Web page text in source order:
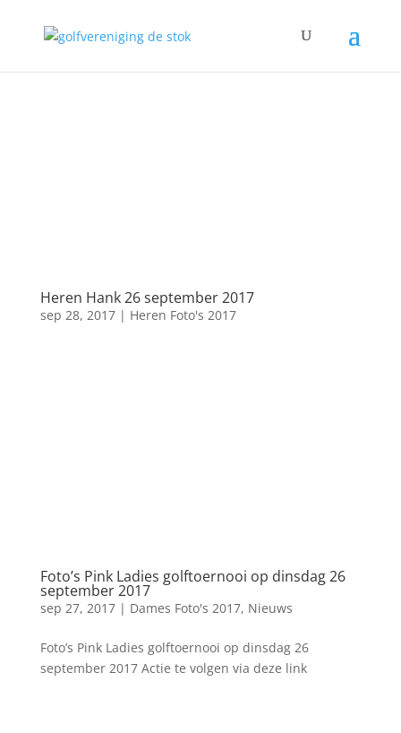
Heren Hank 26 september 2017
sep 28, 2017| Heren Foto's 2017
Foto’s Pink Ladies golftoernooi op dinsdag 26
september 2017
sep 27, 2017| Dames Foto's 2017, Nieuws
Foto’s Pink Ladies golftoernooi op dinsdag 26
september 2017 Actie te volgen via deze link